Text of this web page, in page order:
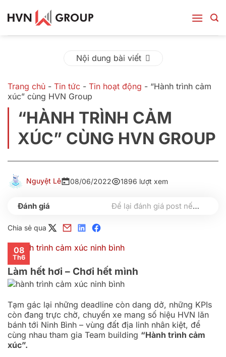
qua
nội
dung
Nội dung bài viết
Trang chủ - Tin tức - Tin hoạt động - “Hành trình cảm
xúc” cùng HVN Group
“HÀNH TRÌNH CẢM
XÚC” CÙNG HVN GROUP
Nguyệt Lê 08/06/2022 1896 lượt xem
Để lại đánh giá post nếu bạn thấy hữu ích nhé
Chia sẻ qua
08
Th6
Làm hết hơi – Chơi hết mình
Tạm gác lại những deadline còn dang dở, những KPIs
còn đang trực chờ, chuyến xe mang số hiệu HVN lăn
bánh tới Ninh Bình – vùng đất địa linh nhân kiệt, để
cùng nhau tham gia Team building “Hành trình cảm
xúc”.